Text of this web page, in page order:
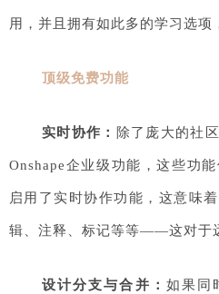
用，并且拥有如此多的学习选项
顶级免费功能
实时协作： 除了庞大的社
Onshape企业级功能，这些功
启用了实时协作功能，这意味
辑、注释、标记等等——这对于
设计分支与合并： 如果同